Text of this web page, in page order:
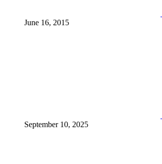
June 16, 2015
September 10, 2025